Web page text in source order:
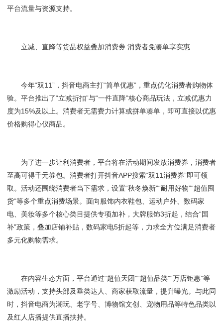
平台流量与资源支持。
立减、直降等货品权益叠加消费券 消费者免凑单享实惠
今年“双11”，抖音电商主打“简单优惠”，重点优化消费者购物体
验。平台推出了“立减折扣”与“一件直降”核心商品玩法，立减优惠力
度为15%及以上。消费者无需费力计算或拼单凑单，即可直接以优惠
价格购得心仪商品。
为了进一步让利消费者，平台将在活动期间发放消费券，消费者
至高可得千元券包。消费者打开抖音APP搜索“双11消费券”即可领
取。活动还围绕消费者当下需求，设置“秋冬焕新”“耐用好物”“超值囤
货”等多个重点消费场景。面向服饰内衣鞋包、运动户外、数码家
电、美妆等多个核心类目提供专项加补，大牌服饰3折起，结合“国
补”政策，叠加店铺补贴，数码家电5折起等，力求全方位满足消费者
多元化购物需求。
在内容生态方面，平台通过“超值天团”“超值品类”“万店钜惠”等
激励活动，支持头部及垂类达人、商家获取流量，提升曝光。与此同
时，抖音电商为潮玩、老字号、博物馆文创、宠物用品等特色品类以
及红人店播提供直播扶持。